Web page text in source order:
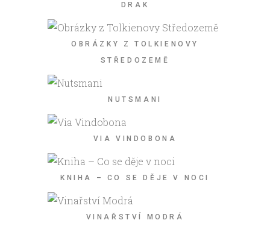
DRAK
OBRÁZKY Z TOLKIENOVY
STŘEDOZEMĚ
NUTSMANI
VIA VINDOBONA
KNIHA – CO SE DĚJE V NOCI
VINAŘSTVÍ MODRÁ